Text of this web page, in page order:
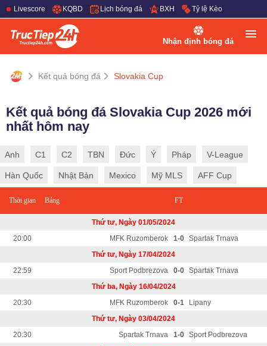
Livescore KQBD Lịch bóng đá BXH Tỷ lệ Kèo
Nhận định bóng đá
Kết quả bóng đá Slovakia Cup
Kết quả bóng đá Slovakia Cup 2026 mới
nhất hôm nay
Anh C1 C2 TBN Đức Ý Pháp V-League
Hàn Quốc Nhật Bản Mexico Mỹ MLS AFF Cup
Thời gian Bảng FT
Thứ tư, Ngày 01/05/2024
20:00
MFK Ruzomberok 1-0
Spartak Trnava
Thứ tư, Ngày 17/04/2024
22:59
Sport Podbrezova 0-0
Spartak Trnava
Thứ ba, Ngày 16/04/2024
20:30
MFK Ruzomberok 0-1
Lipany
Thứ tư, Ngày 03/04/2024
20:30
Spartak Trnava 1-0
Sport Podbrezova